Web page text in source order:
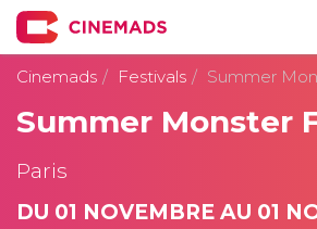
Cinemads
Festivals Summer
Summer Monster
Paris
DU 01 NOVEMBRE AU 01